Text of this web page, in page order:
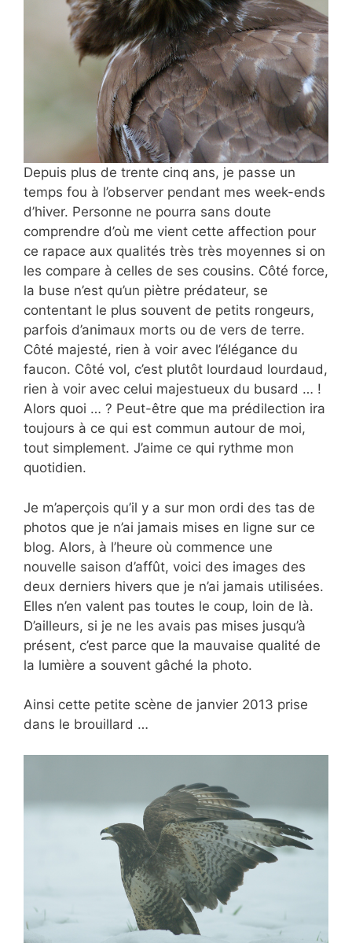
Depuis plus de trente cinq ans, je passe un
temps fou à l’observer pendant mes week-ends
d’hiver. Personne ne pourra sans doute
comprendre d’où me vient cette affection pour
ce rapace aux qualités très très moyennes si on
les compare à celles de ses cousins. Côté force,
la buse n’est qu’un piètre prédateur, se
contentant le plus souvent de petits rongeurs,
parfois d’animaux morts ou de vers de terre.
Côté majesté, rien à voir avec l’élégance du
faucon. Côté vol, c’est plutôt lourdaud lourdaud,
rien à voir avec celui majestueux du busard … !
Alors quoi … ? Peut-être que ma prédilection ira
toujours à ce qui est commun autour de moi,
tout simplement. J’aime ce qui rythme mon
quotidien.
Je m’aperçois qu’il y a sur mon ordi des tas de
photos que je n’ai jamais mises en ligne sur ce
blog. Alors, à l’heure où commence une
nouvelle saison d’affût, voici des images des
deux derniers hivers que je n’ai jamais utilisées.
Elles n’en valent pas toutes le coup, loin de là.
D’ailleurs, si je ne les avais pas mises jusqu’à
présent, c’est parce que la mauvaise qualité de
la lumière a souvent gâché la photo.
Ainsi cette petite scène de janvier 2013 prise
dans le brouillard …